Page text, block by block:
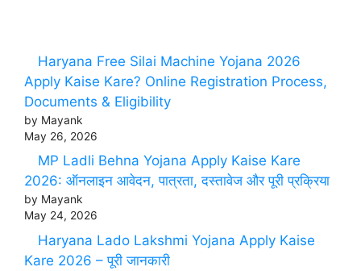
Haryana Free Silai Machine Yojana 2026
Apply Kaise Kare? Online Registration Process,
Documents & Eligibility
by Mayank
May 26, 2026
MP Ladli Behna Yojana Apply Kaise Kare
2026: ऑनलाइन आवेदन, पात्रता, दस्तावेज और पूरी प्रक्रिया
by Mayank
May 24, 2026
Haryana Lado Lakshmi Yojana Apply Kaise
Kare 2026 – पूरी जानकारी